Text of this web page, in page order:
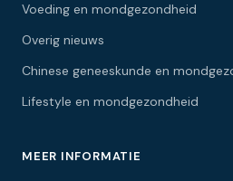
Voeding en mondgezondheid
Overig nieuws
Chinese geneeskunde en
Lifestyle en mondgezondheid
MEER INFORMATIE